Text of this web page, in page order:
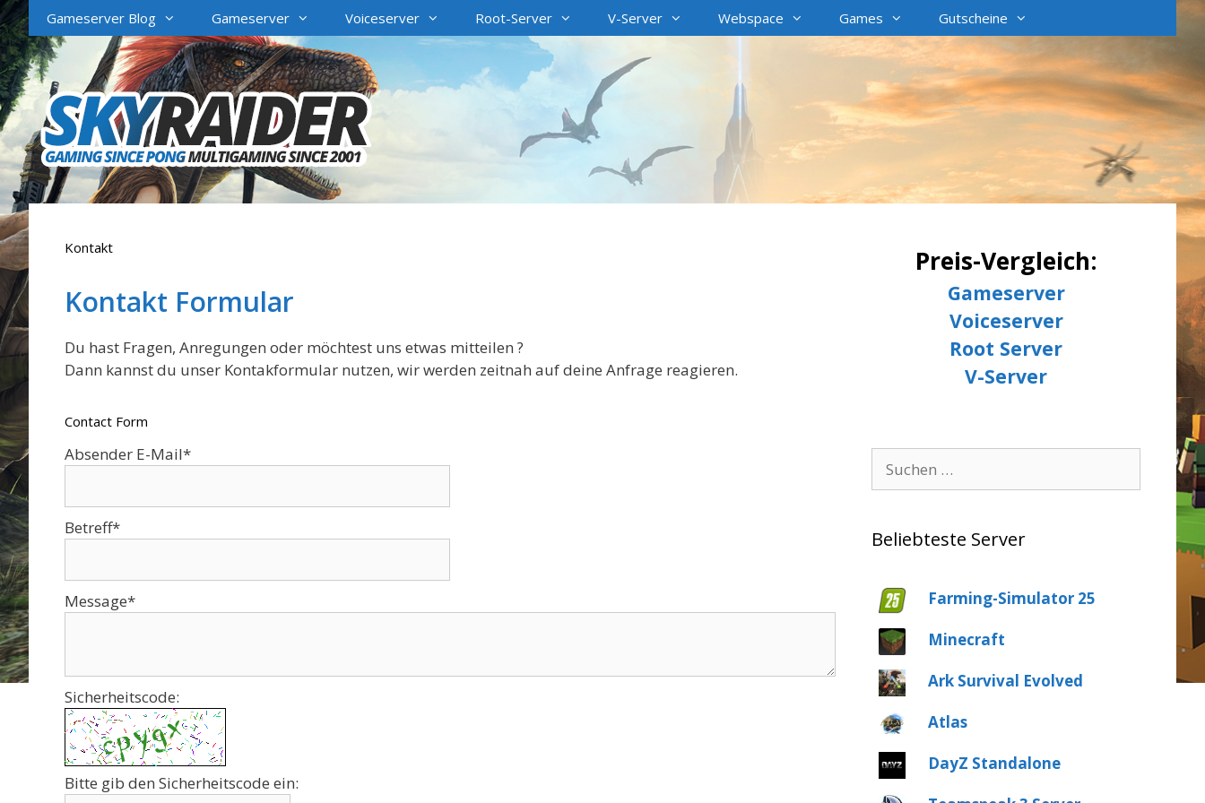
Zum
Inhalt
springen
Gameserver Blog Gameserver Voiceserver Root-Server V-Server Webspace Games Gutscheine
Kontakt
Kontakt Formular
Du hast Fragen, Anregungen oder möchtest uns etwas mitteilen ?
Dann kannst du unser Kontakformular nutzen, wir werden zeitnah auf deine Anfrage reagieren.
Contact Form
Absender E-Mail*
Betreff*
Message*
Sicherheitscode:
Bitte gib den Sicherheitscode ein:
Preis-Vergleich:
Gameserver
Voiceserver
Root Server
V-Server
nach:
Beliebteste Server
Farming-Simulator 25
Minecraft
Ark Survival Evolved
Atlas
DayZ Standalone